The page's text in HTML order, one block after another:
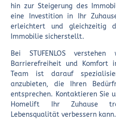
hin zur Steigerung des
eine Investition in Ihr
erleichtert und gleichzeitig
Immobilie sicherstellt.
Bei STUFENLOS
Barrierefreiheit und Komfort
Team ist darauf
anzubieten, die Ihren
entsprechen. Kontaktieren Sie
Homelift Ihr Zuhause
Lebensqualität verbessern kann.